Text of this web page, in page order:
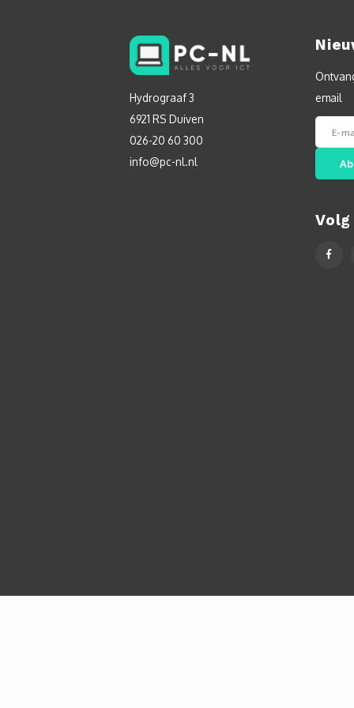
Hydrograaf 3
6921 RS Duiven
026-20 60 300
info@pc-nl.nl
email